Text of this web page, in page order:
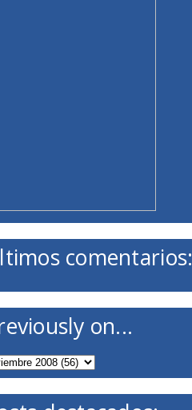
comentarios:
on...